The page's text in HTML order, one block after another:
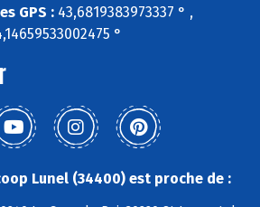
GPS : 43,6819383973337 ° ,
°
Lunel (34400) est proche de :